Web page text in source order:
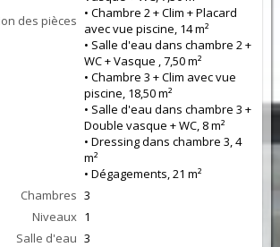
des pièces • Chambre 2 + Clim + Placard
avec vue piscine, 14 m²
• Salle d'eau dans chambre 2 +
WC + Vasque , 7,50 m²
• Chambre 3 + Clim avec vue
piscine, 18,50 m²
• Salle d'eau dans chambre 3 +
Double vasque + WC, 8 m²
• Dressing dans chambre 3, 4
m²
• Dégagements, 21 m²
Chambres 3
Niveaux 1
Salle d'eau 3